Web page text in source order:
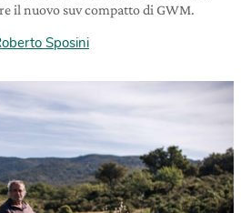
il nuovo suv compatto di GWM.
Sposini